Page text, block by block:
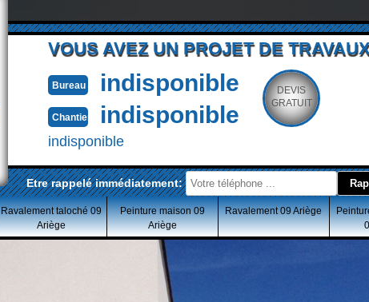
VOUS AVEZ UN PROJET DE
Bureau indisponible
Chantier indisponible
indisponible
DEVIS
GRATUIT
Etre rappelé immédiatement:
Ravalement taloché 09
Ariège
Peinture maison 09
Ariège
Ravalement 09 Ariège